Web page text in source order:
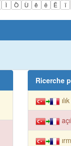
Ì Ò Ù ê ë Ë ï
Ricerche